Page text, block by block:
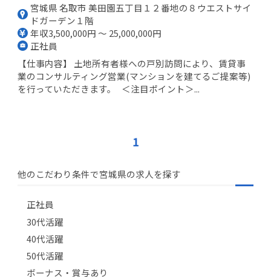
宮城県 名取市 美田園五丁目１２番地の８ウエストサイ
ドガーデン１階
年収3,500,000円 ～ 25,000,000円
正社員
【仕事内容】 土地所有者様への戸別訪問により、賃貸事
業のコンサルティング営業(マンションを建てるご提案等)
を行っていただきます。 ＜注目ポイント＞...
1
他のこだわり条件で宮城県の求人を探す
正社員
30代活躍
40代活躍
50代活躍
ボーナス・賞与あり